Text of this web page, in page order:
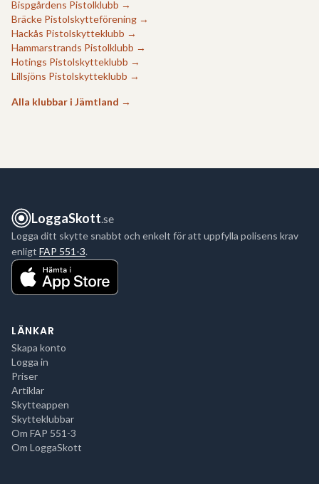
Bispgårdens Pistolklubb →
Bräcke Pistolskytteförening →
Hackås Pistolskytteklubb →
Hammarstrands Pistolklubb →
Hotings Pistolskytteklubb →
Lillsjöns Pistolskytteklubb →
Alla klubbar i Jämtland →
LoggaSkott.se
Logga ditt skytte snabbt och enkelt för att uppfylla polisens krav
enligt FAP 551-3.
LÄNKAR
Skapa konto
Logga in
Priser
Artiklar
Skytteappen
Skytteklubbar
Om FAP 551-3
Om LoggaSkott